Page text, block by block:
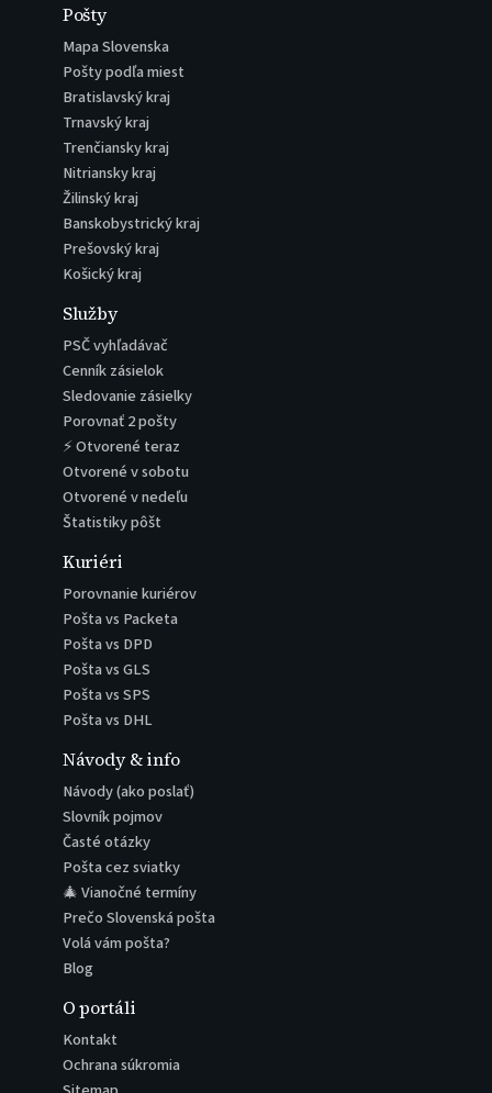
Pošty
Mapa Slovenska
Pošty podľa miest
Bratislavský kraj
Trnavský kraj
Trenčiansky kraj
Nitriansky kraj
Žilinský kraj
Banskobystrický kraj
Prešovský kraj
Košický kraj
Služby
PSČ vyhľadávač
Cenník zásielok
Sledovanie zásielky
Porovnať 2 pošty
⚡ Otvorené teraz
Otvorené v sobotu
Otvorené v nedeľu
Štatistiky pôšt
Kuriéri
Porovnanie kuriérov
Pošta vs Packeta
Pošta vs DPD
Pošta vs GLS
Pošta vs SPS
Pošta vs DHL
Návody & info
Návody (ako poslať)
Slovník pojmov
Časté otázky
Pošta cez sviatky
🎄 Vianočné termíny
Prečo Slovenská pošta
Volá vám pošta?
Blog
O portáli
Kontakt
Ochrana súkromia